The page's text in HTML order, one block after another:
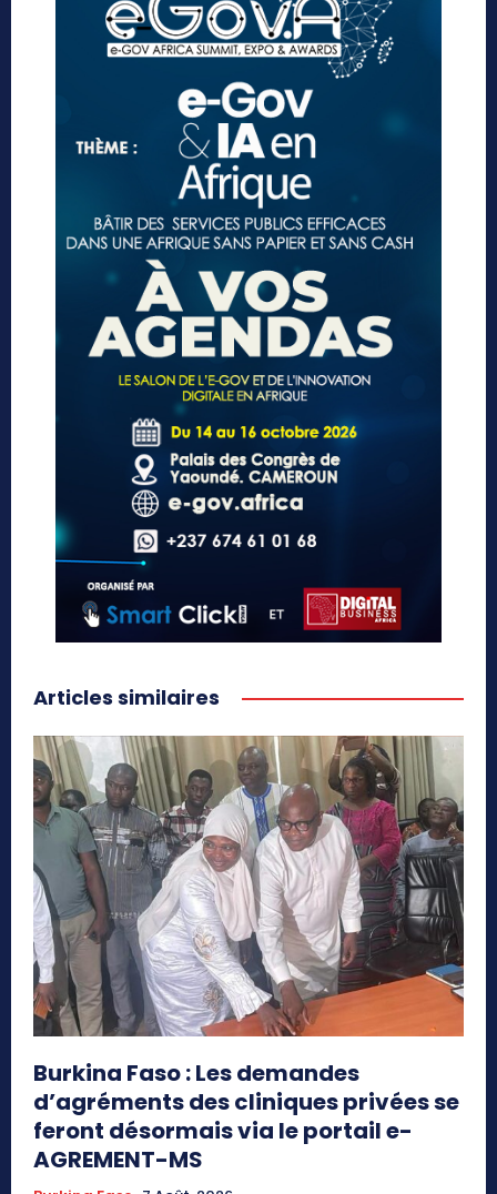
Articles similaires
Burkina Faso : Les demandes
d’agréments des cliniques privées se
feront désormais via le portail e-
AGREMENT-MS